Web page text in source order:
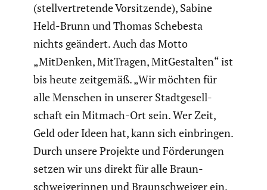
(stell­ver­tre­tende Vorsit­zende), Sabine
Held-Brunn und Thomas Schebesta
nichts geändert. Auch das Motto
„MitDenken, MitTragen, MitGe­stalten“ ist
bis heute zeitgemäß. „Wir möchten für
alle Menschen in unserer Stadt­ge­sell­
schaft ein Mitmach-Ort sein. Wer Zeit,
Geld oder Ideen hat, kann sich einbringen.
Durch unsere Projekte und Förde­rungen
setzen wir uns direkt für alle Braun­
schwei­ge­rinnen und Braun­schweiger ein.